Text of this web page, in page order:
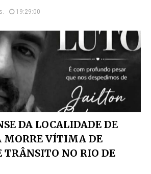
19:29:00
DA LOCALIDADE DE
MORRE VÍTIMA DE
TRÂNSITO NO RIO DE